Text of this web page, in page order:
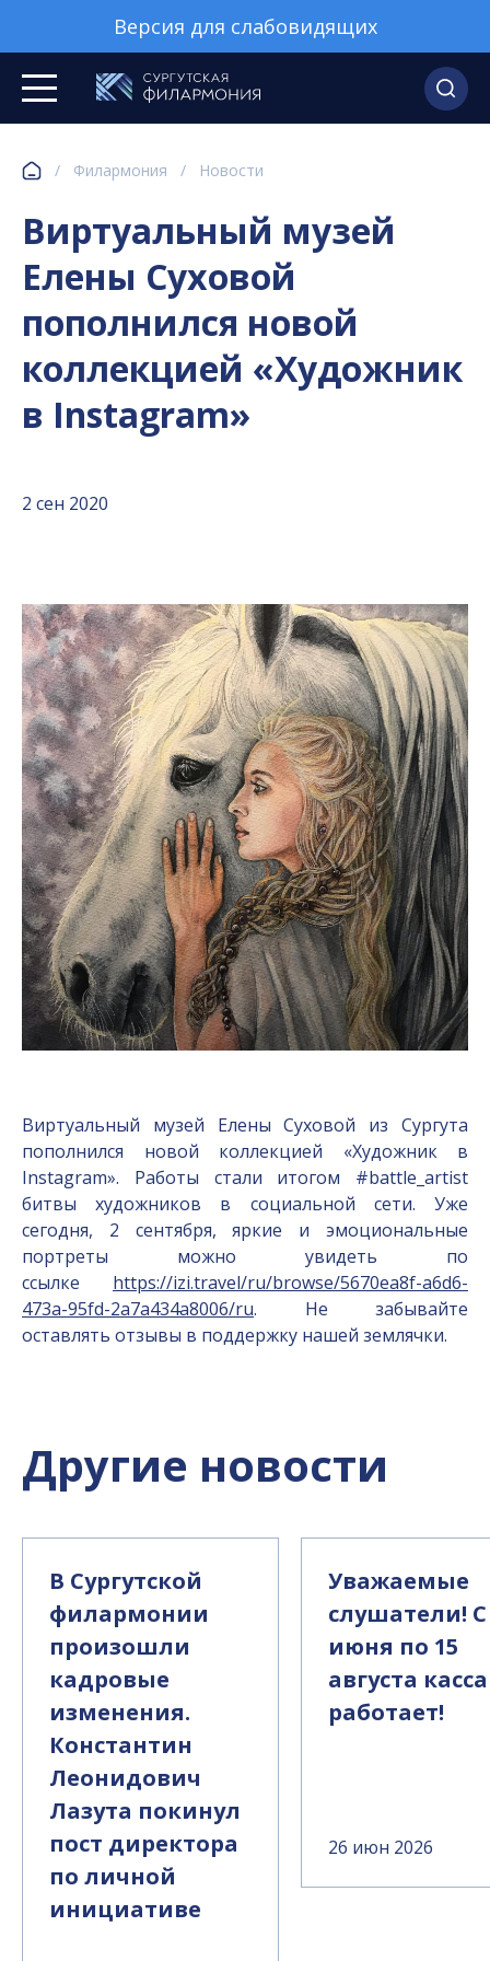
Версия для слабовидящих
/ Филармония / Новости
Виртуальный музей
Елены Суховой
пополнился новой
коллекцией «Художник
в Instagram»
2 сен 2020
Виртуальный музей Елены Суховой из Сургута
пополнился новой коллекцией «Художник в
Instagram». Работы стали итогом #battle_artist
битвы художников в социальной сети. Уже
сегодня, 2 сентября, яркие и эмоциональные
портреты можно увидеть по
ссылке https://izi.travel/ru/browse/5670ea8f-a6d6-
473a-95fd-2a7a434a8006/ru. Не забывайте
оставлять отзывы в поддержку нашей землячки.
Другие новости
В Сургутской
филармонии
произошли
кадровые
изменения.
Константин
Леонидович
Лазута покинул
пост директора
по личной
инициативе
Уважаемые
слушатели! С
июня по 15
августа
работает!
26 июн 2026